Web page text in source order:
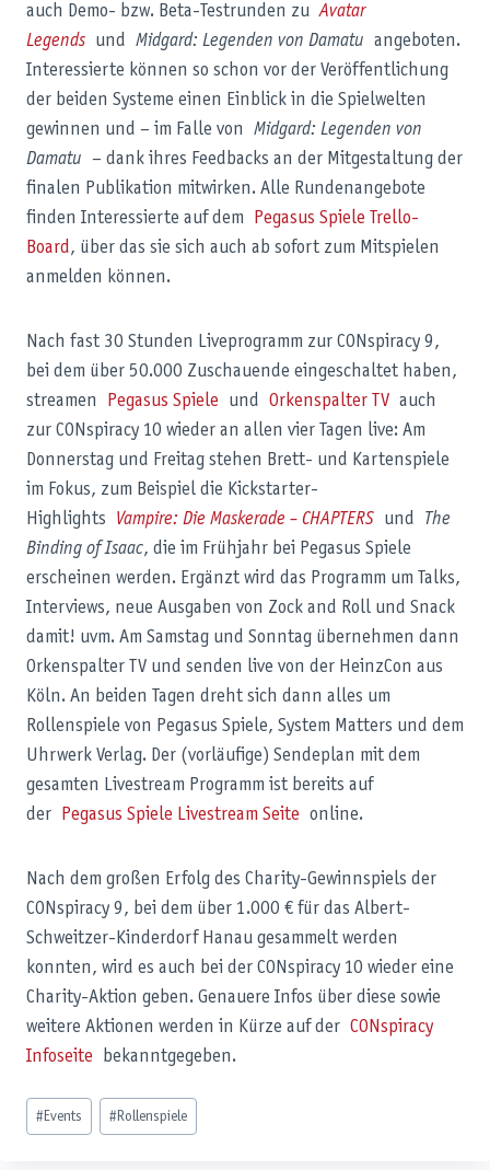
auch Demo- bzw. Beta-Testrunden zuAvatar
Legends und Midgard: Legenden von Damatu angeboten.
Interessierte können so schon vor der Veröffentlichung
der beiden Systeme einen Einblick in die Spielwelten
gewinnen und – im Falle von Midgard: Legenden von
Damatu – dank ihres Feedbacks an der Mitgestaltung der
finalen Publikation mitwirken. Alle Rundenangebote
finden Interessierte auf dem
Pegasus Spiele Trello-
Board, über das sie sich auch ab sofort zum Mitspielen
anmelden können.
Nach fast 30 Stunden Liveprogramm zur CONspiracy 9,
bei dem über 50.000 Zuschauende eingeschaltet haben,
streamen
Pegasus Spiele und Orkenspalter TV auch
zur CONspiracy 10 wieder an allen vier Tagen live: Am
Donnerstag und Freitag stehen Brett- und Kartenspiele
im Fokus, zum Beispiel die Kickstarter-
Highlights Vampire: Die Maskerade – CHAPTERS und The
Binding of Isaac, die im Frühjahr bei Pegasus Spiele
erscheinen werden. Ergänzt wird das Programm um Talks,
Interviews, neue Ausgaben von Zock and Roll und Snack
damit! uvm. Am Samstag und Sonntag übernehmen dann
Orkenspalter TV und senden live von der HeinzCon aus
Köln. An beiden Tagen dreht sich dann alles um
Rollenspiele von Pegasus Spiele, System Matters und dem
Uhrwerk Verlag. Der (vorläufige) Sendeplan mit dem
gesamten Livestream Programm ist bereits auf
der
Pegasus Spiele Livestream Seite online.
Nach dem großen Erfolg des Charity-Gewinnspiels der
CONspiracy 9, bei dem über 1.000 € für das Albert-
Schweitzer-Kinderdorf Hanau gesammelt werden
konnten, wird es auch bei der CONspiracy 10 wieder eine
Charity-Aktion geben. Genauere Infos über diese sowie
weitere Aktionen werden in Kürze auf der CONspiracy
Infoseite bekanntgegeben.
Schlagworte:
# Events # Rollenspiele